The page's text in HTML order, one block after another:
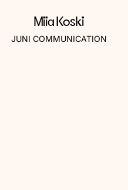
Miia Koski
JUNI COMMUNICATION